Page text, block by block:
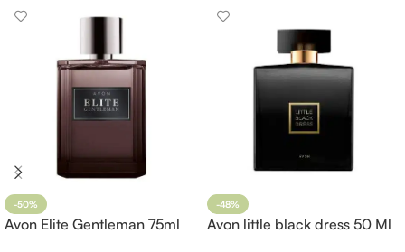
-50%
Avon Elite Gentleman 75ml
-48%
Avon little black dress 50 Ml